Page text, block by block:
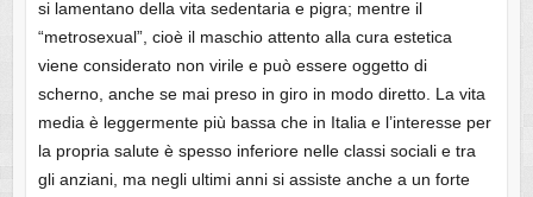
si lamentano della vita sedentaria e pigra; mentre il
“metrosexual”, cioè il maschio attento alla cura estetica
viene considerato non virile e può essere oggetto di
scherno, anche se mai preso in giro in modo diretto. La vita
media è leggermente più bassa che in Italia e l’interesse per
la propria salute è spesso inferiore nelle classi sociali e tra
gli anziani, ma negli ultimi anni si assiste anche a un forte